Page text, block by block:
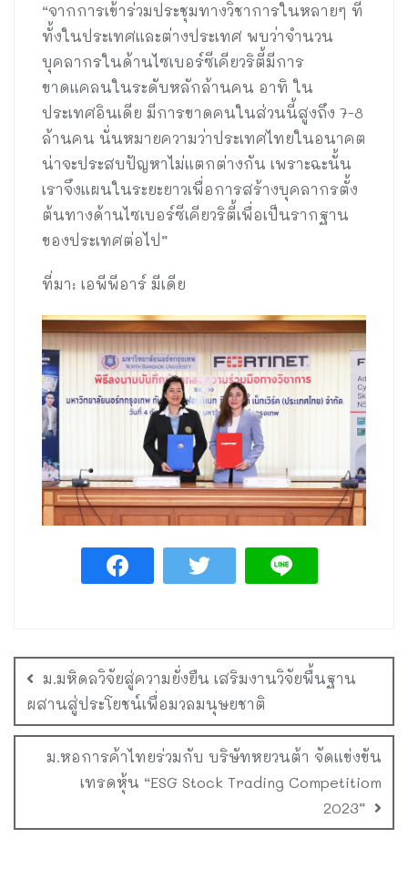
“จากการเข้าร่วมประชุมทางวิชาการในหลายๆ ที่
ทั้งในประเทศและต่างประเทศ พบว่าจำนวน
บุคลากรในด้านไซเบอร์ซีเคียวริตี้มีการ
ขาดแคลนในระดับหลักล้านคน อาทิ ใน
ประเทศอินเดีย มีการขาดคนในส่วนนี้สูงถึง 7-8
ล้านคน นั่นหมายความว่าประเทศไทยในอนาคต
น่าจะประสบปัญหาไม่แตกต่างกัน เพราะฉะนั้น
เราจึงแผนในระยะยาวเพื่อการสร้างบุคลากรตั้ง
ต้นทางด้านไซเบอร์ซีเคียวริตี้เพื่อเป็นรากฐาน
ของประเทศต่อไป”
ที่มา: เอพีพีอาร์ มีเดีย
ม.มหิดลวิจัยสู่ความยั่งยืน เสริมงานวิจัยพื้นฐาน
ผสานสู่ประโยชน์เพื่อมวลมนุษยชาติ
ม.หอการค้าไทยร่วมกับ บริษัทหยวนต้า จัดแข่งขัน
เทรดหุ้น “ESG Stock Trading Competitiom
2023”